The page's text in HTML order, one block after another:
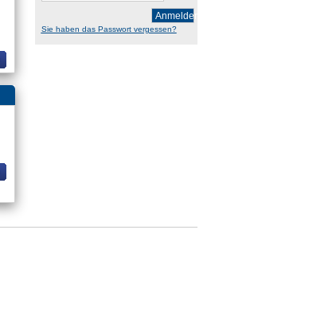
Anmelden
Sie haben das Passwort vergessen?